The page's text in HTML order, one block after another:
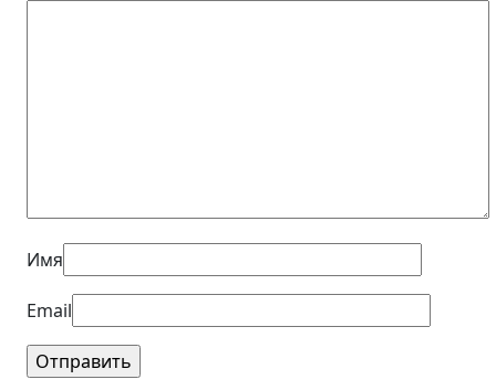
Имя
Email